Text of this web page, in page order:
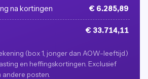
na kortingen € 6.285,89
€ 33.714,11
(box 1, jonger dan AOW-leeftijd)
en heffingskortingen. Exclusief
posten.